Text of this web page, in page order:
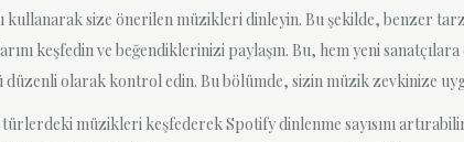
kullanarak size önerilen müzikleri dinleyin. Bu şekilde, benzer
keşfedin ve beğendiklerinizi paylaşın. Bu, hem yeni
düzenli olarak kontrol edin. Bu bölümde, sizin müzik zevkinize
müzikleri keşfederek Spotify dinlenme sayısını